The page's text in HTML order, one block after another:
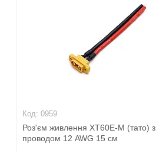
0959
Роз'єм живлення XT60E-M (тато) з
проводом 12 AWG 15 см